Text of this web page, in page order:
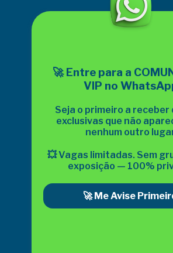
🚀 Entre para a
VIP no
Seja o primeiro a
exclusivas que não
nenhum outro
💥 Vagas limitadas. Sem
exposição — 100%
🚀 Me Avise